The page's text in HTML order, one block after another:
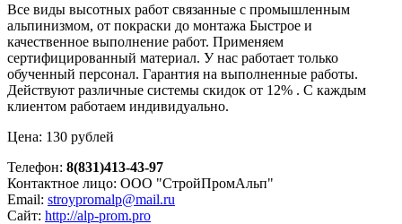
Все виды высотных работ связанные с промышленным
альпинизмом, от покраски до монтажа Быстрое и
качественное выполнение работ. Применяем
сертифицированный материал. У нас работает только
обученный персонал. Гарантия на выполненные работы.
Действуют различные системы скидок от 12% . С каждым
клиентом работаем индивидуально.
Цена: 130 рублей
Телефон: 8(831)413-43-97
Контактное лицо: ООО "СтройПромАльп"
Email: stroypromalp@mail.ru
Сайт: http://alp-prom.pro